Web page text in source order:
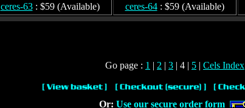
ceres-63: $59 (Available) ceres-64: $59 (Available)
Go page : 1 | 2 | 3 | 4 | 5 | Cels Index
Or: Use our secure order form